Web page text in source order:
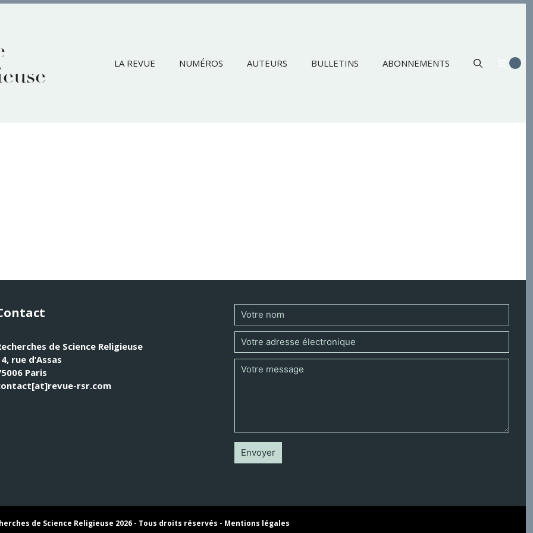
LA REVUE NUMÉROS AUTEURS BULLETINS ABONNEMENTS
de Science Religieuse
rue d’Assas
Paris
rsr.com
de Science Religieuse 2026 - Tous droits réservés - Mentions légales